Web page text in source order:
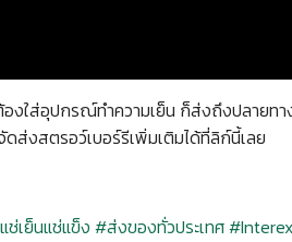
งใส่อุปกรณ์ทำความเย็น ก็ส่งถึงปลายท
ส่งสตรอว์เบอร์รีเพิ่มเติมได้ที่ลิก์นี้เลย
เย็นแช่แข็ง #ส่งของทั่วประเทศ